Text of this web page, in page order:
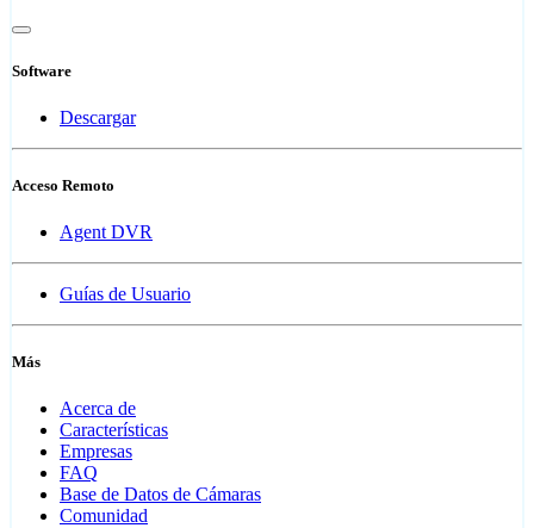
Software
Descargar
Acceso Remoto
Agent DVR
Guías de Usuario
Más
Acerca de
Características
Empresas
FAQ
Base de Datos de Cámaras
Comunidad